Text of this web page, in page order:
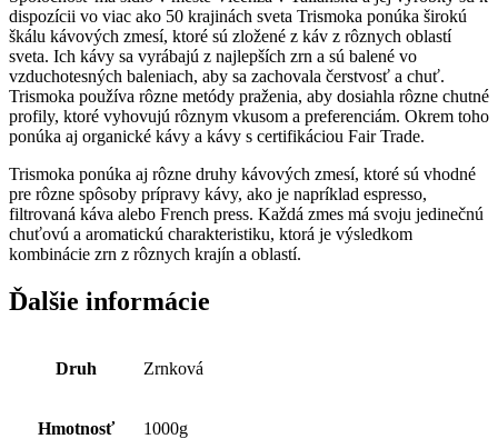
dispozícii vo viac ako 50 krajinách sveta Trismoka ponúka širokú
škálu kávových zmesí, ktoré sú zložené z káv z rôznych oblastí
sveta. Ich kávy sa vyrábajú z najlepších zrn a sú balené vo
vzduchotesných baleniach, aby sa zachovala čerstvosť a chuť.
Trismoka používa rôzne metódy praženia, aby dosiahla rôzne chutné
profily, ktoré vyhovujú rôznym vkusom a preferenciám. Okrem toho
ponúka aj organické kávy a kávy s certifikáciou Fair Trade.
Trismoka ponúka aj rôzne druhy kávových zmesí, ktoré sú vhodné
pre rôzne spôsoby prípravy kávy, ako je napríklad espresso,
filtrovaná káva alebo French press. Každá zmes má svoju jedinečnú
chuťovú a aromatickú charakteristiku, ktorá je výsledkom
kombinácie zrn z rôznych krajín a oblastí.
Ďalšie informácie
Druh Zrnková
Hmotnosť 1000g